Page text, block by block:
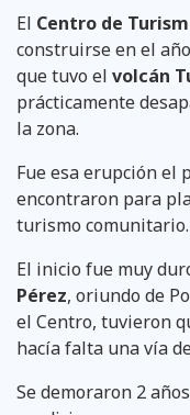
El Centro de
construirse en el
que tuvo el volcán
prácticamente
la zona.
Fue esa erupción el
encontraron para
turismo comunitario.
El inicio fue muy
Pérez, oriundo de
el Centro, tuvieron
hacía falta una vía
Se demoraron 2